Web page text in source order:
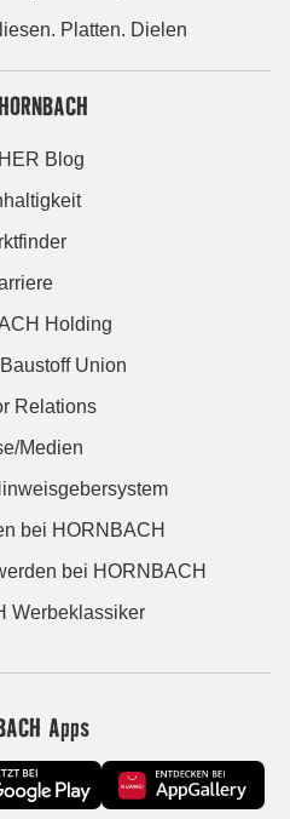
Platten. Dielen
Blog
Holding
Union
Relations
Medien
bei HORNBACH
bei HORNBACH
Werbeklassiker
Apps